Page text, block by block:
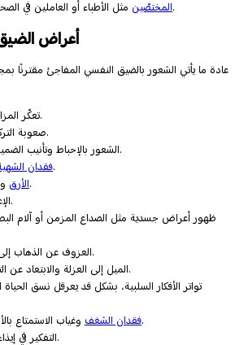
المختصّينمثل الأطباء أو العاملين في الصحة النفسية إذا استلزم الأمر.
أعراض
عادة ما يأتي الشعور بالضيق النفسي المفاجئ مقترنًا
تعكّر المزاج وتشوش التفكير.
صعوبة التركيز واتخاذ القرارات.
الشعور بالإحباط وتأنيب الضمير دون سبب معين.
فقدان.
الأرق واضطرابات في النوم.
الإعياء والتعب الشديد.
ظهور أعراض جسدية مثل الصداع المزمن أو آلام
العزوف عن الذهاب إلى العمل أو الدراسة.
الميل إلى العزلة والابتعاد عن التواصل مع الآخرين.
تواتر الأفكار السلبية، بشكل قد يعرقل نسق الحياة
فقدان الشغفوغياب الاستمتاع بالأشياء الممتعة عادة.
التفكير في إيذاء النفس أو الانتحار.